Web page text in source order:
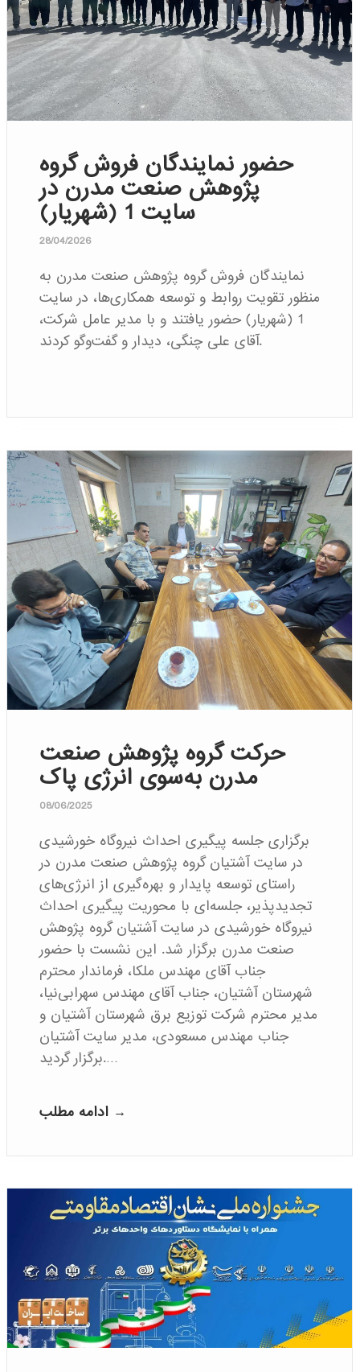
حضور نمایندگان فروش گروه
پژوهش صنعت مدرن در
سایت 1 (شهریار)
28/04/2026
نمایندگان فروش گروه پژوهش صنعت مدرن به
منظور تقویت روابط و توسعه همکاری‌ها، در سایت
1 (شهریار) حضور یافتند و با مدیر عامل شرکت،
آقای علی چنگی، دیدار و گفت‌وگو کردند.
حرکت گروه پژوهش صنعت
مدرن به‌سوی انرژی پاک
08/06/2025
برگزاری جلسه پیگیری احداث نیروگاه خورشیدی
در سایت آشتیان گروه پژوهش صنعت مدرن در
راستای توسعه پایدار و بهره‌گیری از انرژی‌های
تجدیدپذیر، جلسه‌ای با محوریت پیگیری احداث
نیروگاه خورشیدی در سایت آشتیان گروه پژوهش
صنعت مدرن برگزار شد. این نشست با حضور
جناب آقای مهندس ملکا، فرماندار محترم
شهرستان آشتیان، جناب آقای مهندس سهرابی‌نیا،
مدیر محترم شرکت توزیع برق شهرستان آشتیان و
جناب مهندس مسعودی، مدیر سایت آشتیان
برگزار گردید.…
ادامه مطلب →